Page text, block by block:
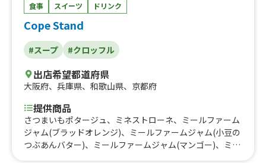
食事 スイーツ ドリンク
Cope Stand
#スープ #クロッフル
出店希望都道府県
大阪府、 兵庫県、 和歌山県、 京都府
提供商品
さつまいもポタージュ、ミネストローネ、ミールファーム
ジャム(ブラッドオレンジ)、ミールファームジャム(小豆の
つぶあんバター)、ミールファームジャム(マンゴー)、ミー